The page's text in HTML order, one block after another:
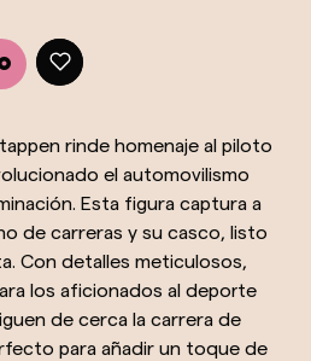
rinde homenaje al piloto
el automovilismo
Esta figura captura a
de carreras y su casco, listo
Con detalles meticulosos,
los aficionados al deporte
de cerca la carrera de
para añadir un toque de